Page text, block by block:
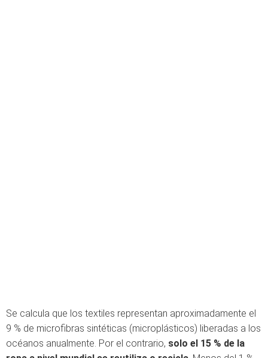
Se calcula que los textiles representan aproximadamente el
9 % de microfibras sintéticas (microplásticos) liberadas a los
océanos anualmente. Por el contrario, solo el 15 % de la